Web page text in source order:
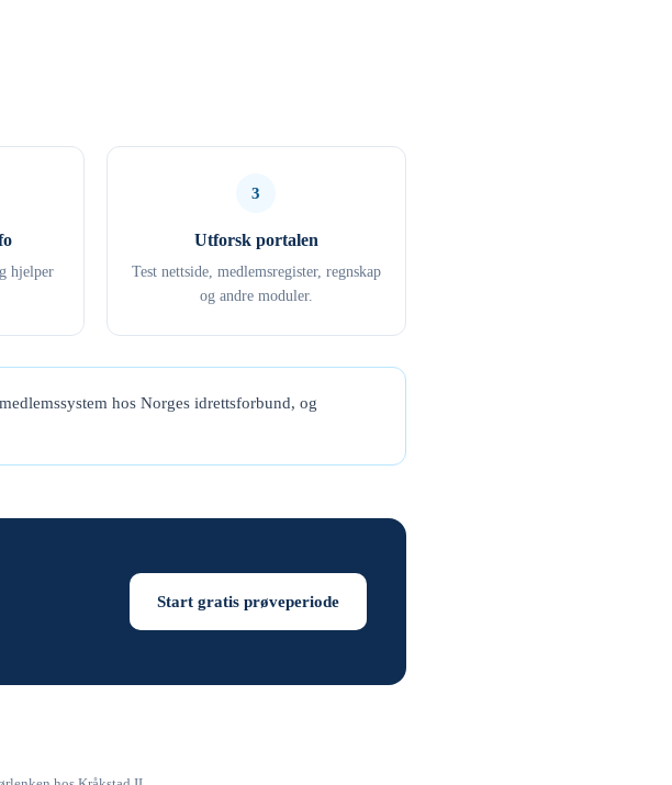
hjelper
3
Utforsk portalen
Test nettside, medlemsregister, regnskap
og andre moduler.
hos Norges idrettsforbund, og
Start gratis prøveperiode